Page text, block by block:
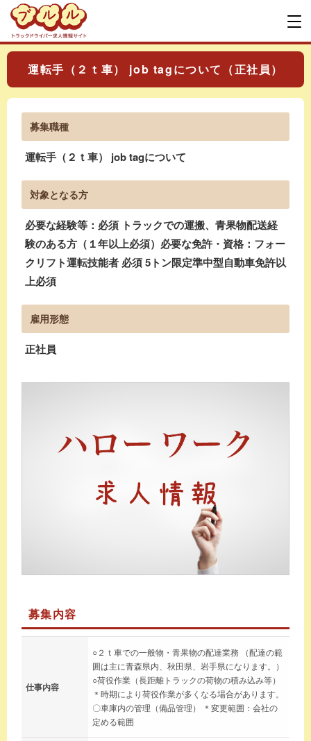
運転手（２ｔ車） job tagについて（正社員）
募集職種
運転手（２ｔ車） job tagについて
対象となる方
必要な経験等：必須 トラックでの運搬、青果物配送経
験のある方（１年以上必須）必要な免許・資格：フォー
クリフト運転技能者 必須 5トン限定準中型自動車免許以
上必須
雇用形態
正社員
募集内容
仕事内容
○２ｔ車での一般物・青果物の配達業務 （配達の範
囲は主に青森県内、秋田県、岩手県になります。）
○荷役作業（長距離トラックの荷物の積み込み等）
＊時期により荷役作業が多くなる場合があります。
〇車庫内の管理（備品管理） ＊変更範囲：会社の
定める範囲